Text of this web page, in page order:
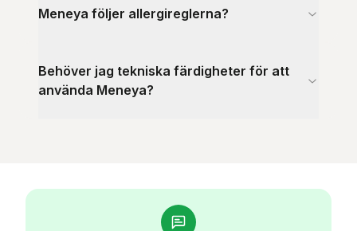
Meneya följer allergireglerna?
Behöver jag tekniska färdigheter för att
använda Meneya?